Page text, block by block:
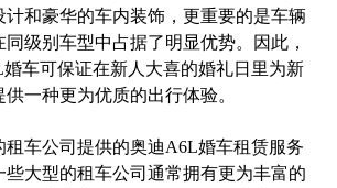
计和豪华的车内装饰，更重要的是车辆
级别车型中占据了明显优势。因此，
车可保证在新人大喜的婚礼日里为新
一种更为优质的出行体验。
车公司提供的奥迪A6L婚车租赁服务
些大型的租车公司通常拥有更为丰富的